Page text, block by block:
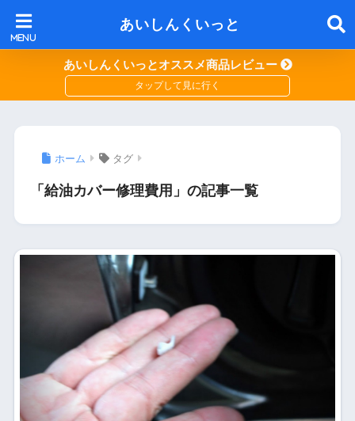
あいしんくいっと
あいしんくいっとオススメ商品レビュー
ホーム タグ
「給油カバー修理費用」の記事一覧